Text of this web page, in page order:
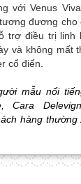
với Venus
đương cho
trợ điều trị linh
và không mất
cổ điển.
mẫu nổi
Cara
hàng thường